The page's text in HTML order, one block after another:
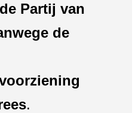
Partij van
de
.